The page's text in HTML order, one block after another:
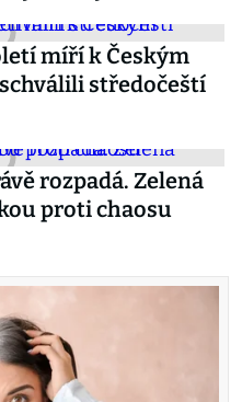
míří k Českým
středočeští
rozpadá. Zelená
proti chaosu